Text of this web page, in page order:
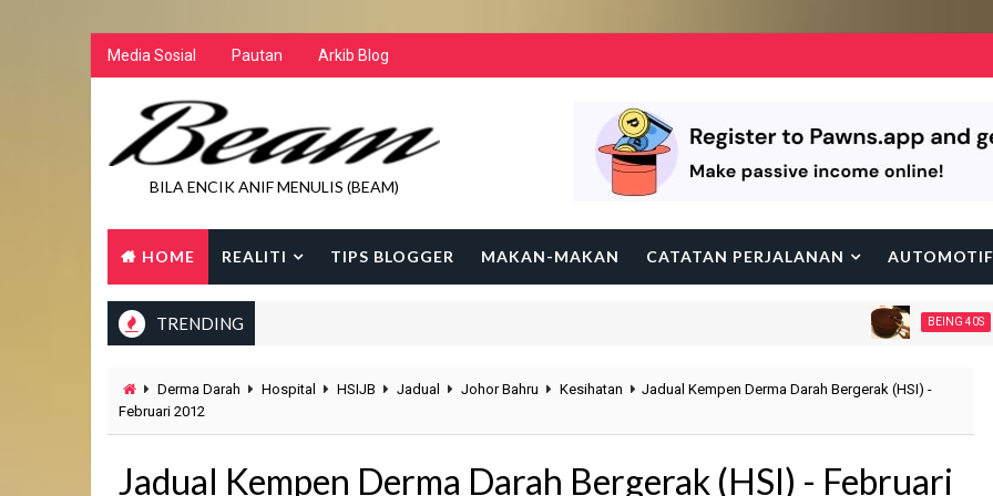
Media Sosial Pautan Arkib Blog
BILA ENCIK ANIF MENULIS (BEAM)
HOME REALITI TIPS BLOGGER MAKAN-MAKAN CATATAN PERJALANAN AUTOMOTIF
TRENDING BEING 40S
Derma Darah Hospital HSIJB Jadual Johor Bahru Kesihatan
Jadual Kempen Derma Darah Bergerak (HSI) -
Februari 2012
Jadual Kempen Derma Darah Bergerak (HSI) - Februari